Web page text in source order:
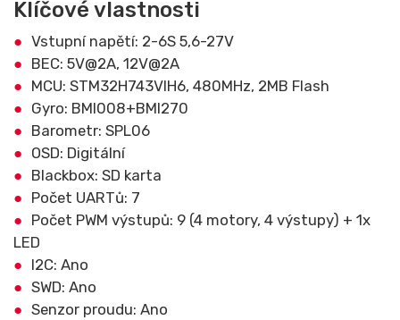
Klíčové vlastnosti
Vstupní napětí: 2-6S 5,6-27V
BEC: 5V@2A, 12V@2A
MCU: STM32H743VIH6, 480MHz, 2MB Flash
Gyro: BMI008+BMI270
Barometr: SPL06
OSD: Digitální
Blackbox: SD karta
Počet UARTů: 7
Počet PWM výstupů: 9 (4 motory, 4 výstupy) + 1x
LED
I2C: Ano
SWD: Ano
Senzor proudu: Ano